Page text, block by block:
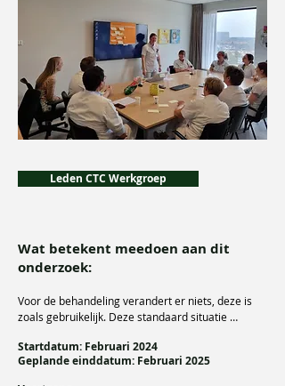
Leden CTC Werkgroep
Wat betekent meedoen aan dit
onderzoek:
Voor de behandeling verandert er niets, deze is
zoals gebruikelijk. Deze standaard situatie
dag hartslag, ademhaling en bloeddruk komt
meten. Voor dit onderzoek maken we extra
Startdatum: Februari 2024
Geplande einddatum: Februari 2025